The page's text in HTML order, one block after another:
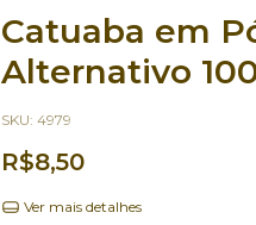
Catuaba em
Alternativo
SKU: 4979
R$8,50
Ver mais detalhes